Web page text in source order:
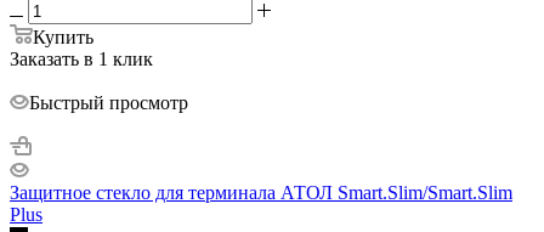
Купить
Заказать в 1 клик
Быстрый просмотр
Защитное стекло для терминала АТОЛ Smart.Slim/Smart.Slim
Plus